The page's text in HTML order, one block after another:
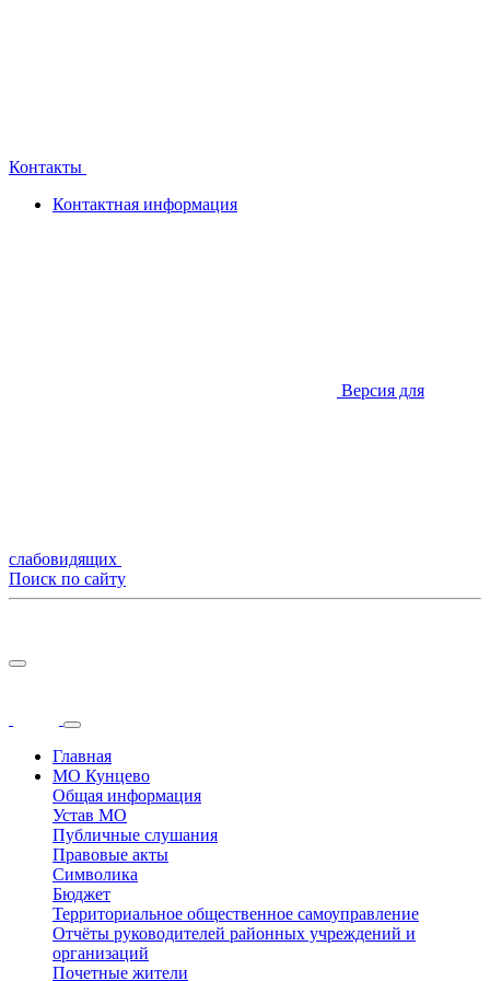
Контакты
Контактная информация
Версия для
слабовидящих
Поиск по сайту
Главная
МО Кунцево
Общая информация
Устав МО
Публичные слушания
Правовые акты
Символика
Бюджет
Территориальное общественное самоуправление
Отчёты руководителей районных учреждений и
организаций
Почетные жители